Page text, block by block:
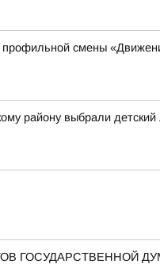
профильной смены
району выбрали детский
ГОСУДАРСТВЕННОЙ